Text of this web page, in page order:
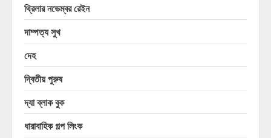
থ্রিলার নভেম্বর রেইন
দাম্পত্য সুখ
দেহ
দ্বিতীয় পুরুষ
দ্যা ব্লাক বুক
ধারাবাহিক গল্প লিংক